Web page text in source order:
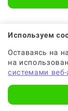
Используем
Оставаясь на
на
системами